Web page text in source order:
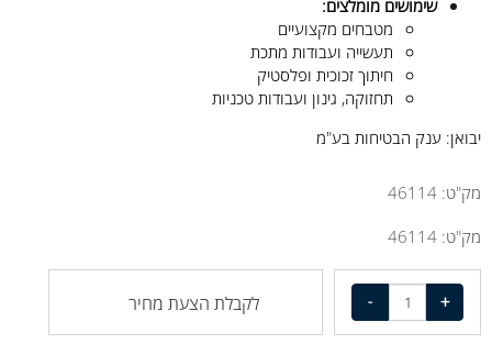
שימושים מומלצים:
מטבחים מקצועיים
תעשייה ועבודות מתכת
חיתוך זכוכית ופלסטיק
תחזוקה, גינון ועבודות טכניות
יבואן: ענק הבטיחות בע"מ
מק"ט: 46114
מק"ט: 46114
לקבלת הצעת מחיר